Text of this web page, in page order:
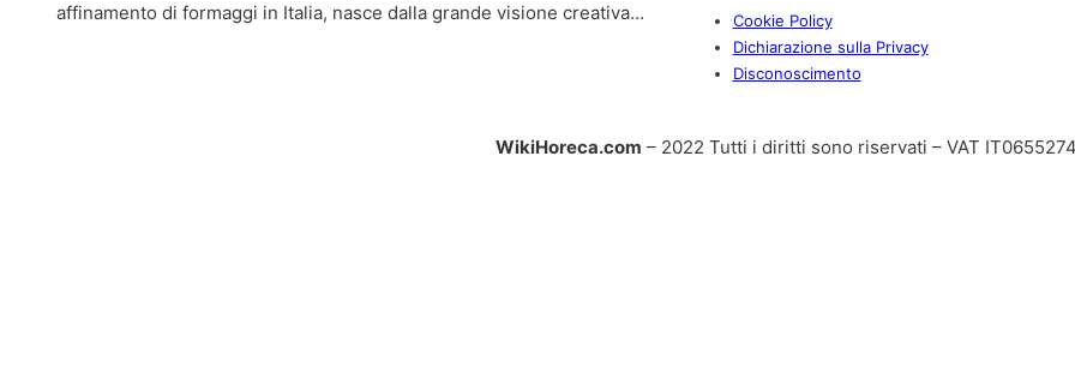
affinamento di formaggi in Italia, nasce dalla grande visione creativa…
Cookie Policy
Dichiarazione sulla Privacy
Disconoscimento
WikiHoreca.com – 2022 Tutti i diritti sono riservati – VAT